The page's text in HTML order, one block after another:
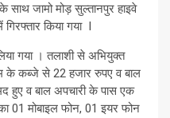
साथ जामो मोड़ सुल्तानपुर हाइवे
किया गया I
गया । तलाशी से अभियुक्त
कब्जे से 22 हजार रुपए व बाल
हुए व बाल अपचारी के पास एक
01 मोबाइल फोन, 01 इयर फोन